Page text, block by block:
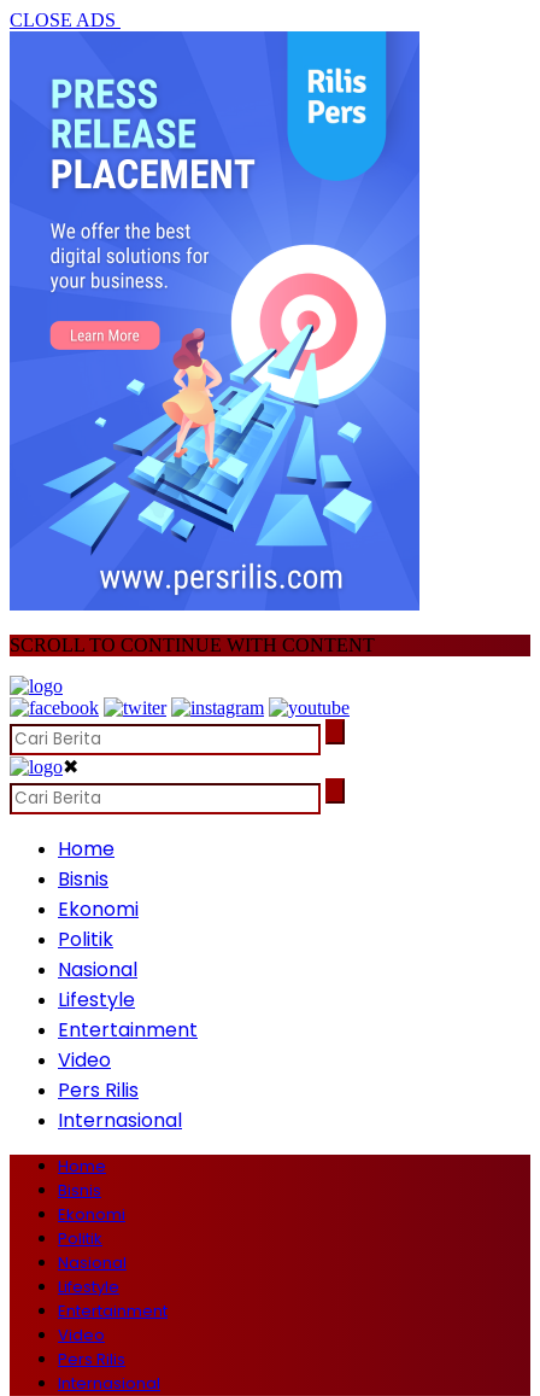
CLOSE ADS
SCROLL TO CONTINUE WITH CONTENT
✖
Home
Bisnis
Ekonomi
Politik
Nasional
Lifestyle
Entertainment
Video
Pers Rilis
Internasional
Home
Bisnis
Ekonomi
Politik
Nasional
Lifestyle
Entertainment
Video
Pers Rilis
Internasional